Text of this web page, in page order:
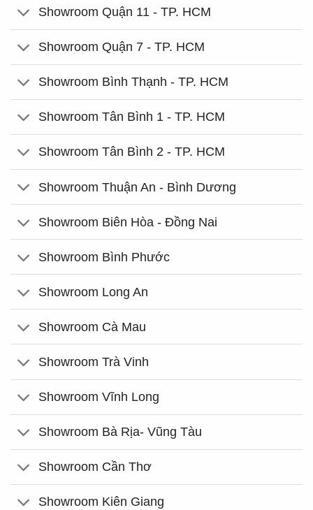
Showroom Quận 11 - TP. HCM
Showroom Quận 7 - TP. HCM
Showroom Bình Thạnh - TP. HCM
Showroom Tân Bình 1 - TP. HCM
Showroom Tân Bình 2 - TP. HCM
Showroom Thuận An - Bình Dương
Showroom Biên Hòa - Đồng Nai
Showroom Bình Phước
Showroom Long An
Showroom Cà Mau
Showroom Trà Vinh
Showroom Vĩnh Long
Showroom Bà Rịa- Vũng Tàu
Showroom Cần Thơ
Showroom Kiên Giang